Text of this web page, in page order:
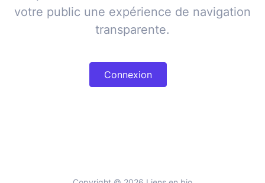
votre public une expérience de navigation
transparente.
Connexion